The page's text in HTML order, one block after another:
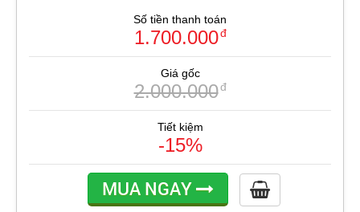
Số tiền thanh toán
1.700.000đ
Giá gốc
2.000.000đ
Tiết kiệm
-15%
MUA NGAY